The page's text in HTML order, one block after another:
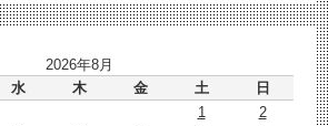
2026年8月
水 木 金 土
日
1
2